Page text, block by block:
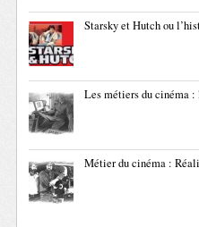
Starsky et Hutch ou
Les métiers du cinéma
Métier du cinéma :